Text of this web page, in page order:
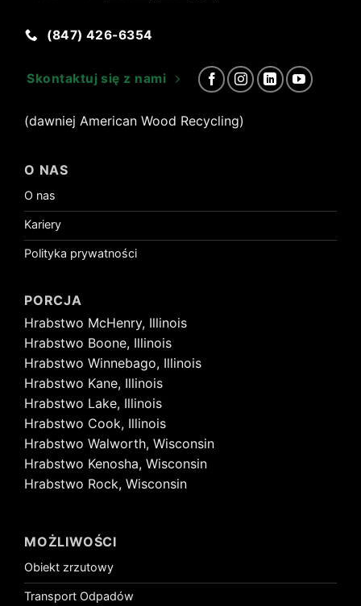
(847) 426-6354
Skontaktuj się z nami
(dawniej American Wood Recycling)
O NAS
O nas
Kariery
Polityka prywatności
PORCJA
Hrabstwo McHenry, Illinois
Hrabstwo Boone, Illinois
Hrabstwo Winnebago, Illinois
Hrabstwo Kane, Illinois
Hrabstwo Lake, Illinois
Hrabstwo Cook, Illinois
Hrabstwo Walworth, Wisconsin
Hrabstwo Kenosha, Wisconsin
Hrabstwo Rock, Wisconsin
MOŻLIWOŚCI
Obiekt zrzutowy
Transport Odpadów